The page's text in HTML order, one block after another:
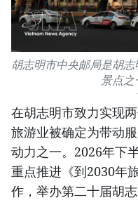
胡志明市中央邮局是胡
景点
在胡志明市致力实现
旅游业被确定为带动
动力之一。2026年下
重点推进《到2030年
作，举办第二十届胡